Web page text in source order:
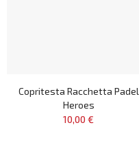
Copritesta Racchetta Padel
Heroes
10,00 €